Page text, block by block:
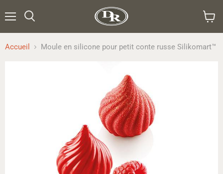
le
Accueil Moule en silicone pour petit conte russe Silikomart™